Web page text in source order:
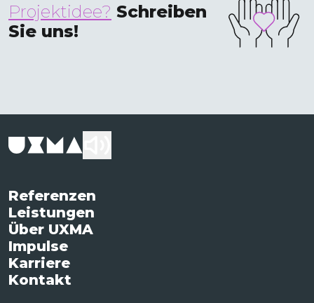
Projektidee? Schreiben
Sie uns!
Referenzen
Leistungen
Über UXMA
Impulse
Karriere
Kontakt